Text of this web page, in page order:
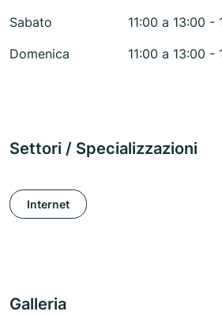
Sabato
11:00 a 13:00 -
Domenica
11:00 a 13:00 -
Settori / Specializzazioni
Internet
Galleria